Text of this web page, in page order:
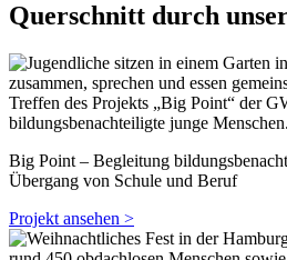
Querschnitt durch
Big Point – Begleitung
Übergang von Schule und Beruf
Projekt ansehen >